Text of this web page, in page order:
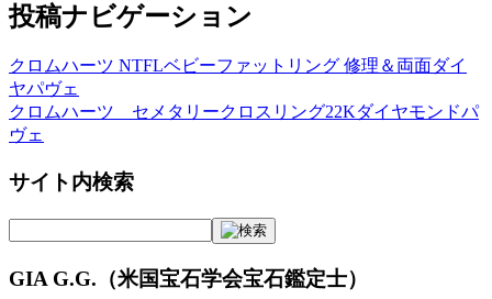
投稿ナビゲーション
クロムハーツ NTFLベビーファットリング 修理＆両面ダイ
ヤパヴェ
クロムハーツ セメタリークロスリング22Kダイヤモンドパ
ヴェ
サイト内検索
GIA G.G.（米国宝石学会宝石鑑定士）